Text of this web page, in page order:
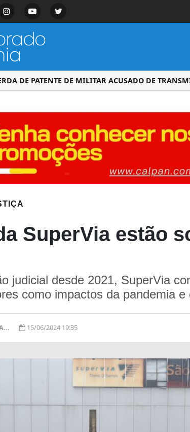
PATENTE DE MILITAR ACUSADO DE
SuperVia estão
judicial desde 2021, SuperVia
como impactos da pandemia
15/06/2024 19:35